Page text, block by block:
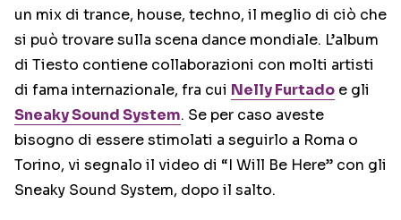
un mix di trance, house, techno, il meglio di ciò che
si può trovare sulla scena dance mondiale. L’album
di Tiesto contiene collaborazioni con molti artisti
di fama internazionale, fra cui Nelly Furtado e gli
Sneaky Sound System. Se per caso aveste
bisogno di essere stimolati a seguirlo a Roma o
Torino, vi segnalo il video di “I Will Be Here” con gli
Sneaky Sound System, dopo il salto.